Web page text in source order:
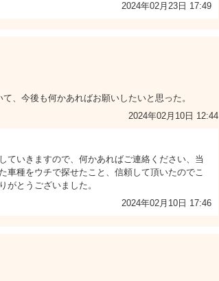
2024年02月23日 17:49
、今後も何かあればお願いしたいと思った。
2024年02月10日 12:44
ていきますので、何かあればご連絡ください、当
車種をウチで探せたこと、信頼して頂いたのでこ
とうございました。
2024年02月10日 17:46